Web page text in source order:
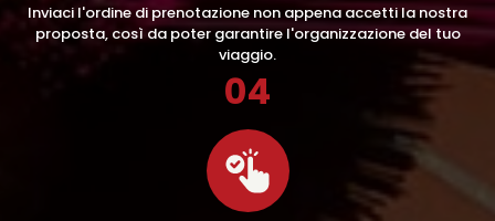
Inviaci l'ordine di prenotazione non appena accetti la nostra
proposta, così da poter garantire l'organizzazione del tuo
viaggio.
04